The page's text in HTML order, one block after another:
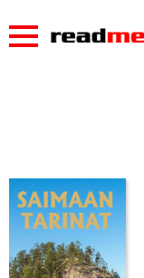
Lue lisää